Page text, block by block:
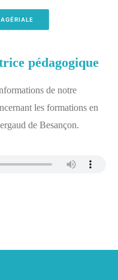
pédagogique
de notre
les formations en
de Besançon.